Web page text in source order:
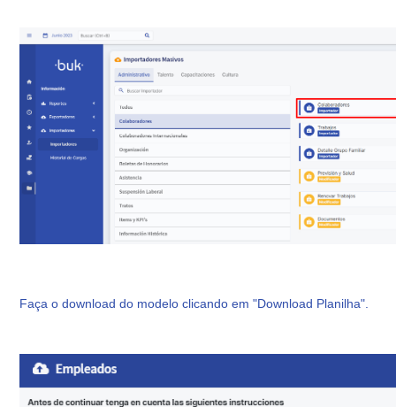
Faça o download do modelo clicando em "Download Planilha".